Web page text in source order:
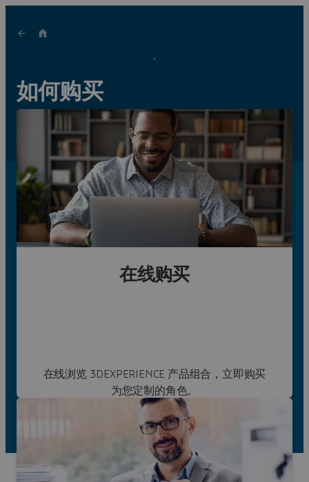
如何购买
是否对我们的产品或解决方案感兴趣？
联系我们: 400 919 6745
在线购买
在线浏览 3DEXPERIENCE 产品组合，立即购买
为您定制的角色。